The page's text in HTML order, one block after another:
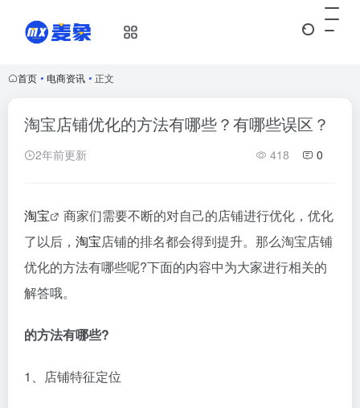
首页 • 电商资讯 • 正文
淘宝店铺优化的方法有哪些？有哪些误区？
2年前更新 418 0
淘宝
商家们需要不断的对自己的店铺进行优化，优化
了以后， 淘宝店铺的排名都会得到提升。那么淘宝店铺
优化的方法有哪些呢?下面的内容中为大家进行相关的
解答哦。
的方法有哪些?
1、店铺特征定位